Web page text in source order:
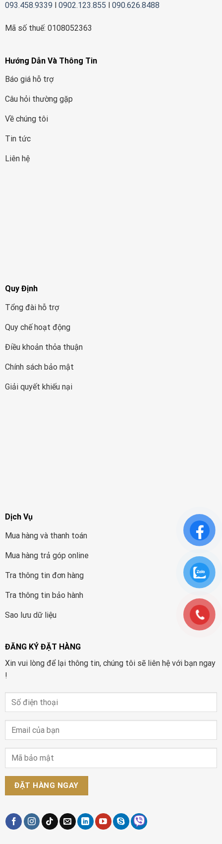
093.458.9339 0902.123.855 090.626.8488
Mã số thuế: 0108052363
Hướng Dẫn Và Thông Tin
Báo giá hỗ trợ
Câu hỏi thường gặp
Về chúng tôi
Tin tức
Liên hệ
Quy Định
Tổng đài hỗ trợ
Quy chế hoạt động
Điều khoản thỏa thuận
Chính sách bảo mật
Giải quyết khiếu nại
Dịch Vụ
Mua hàng và thanh toán
Mua hàng trả góp online
Tra thông tin đơn hàng
Tra thông tin bảo hành
Sao lưu dữ liệu
ĐĂNG KÝ ĐẶT HÀNG
Xin vui lòng để lại thông tin, chúng tôi sẽ liên hệ với bạn ngay
!